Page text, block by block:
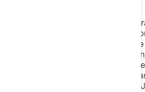
Zusätzlich zur universellen Regel,
fahren, gelten immer auch lokale
Bestimmungen, je nachdem, wo
Sie reisen. Auch diese Regeln
Ihrem Wasserfahrzeug beachten.
uns die Bestimmungen in
kennen müssen, bevor Sie mit